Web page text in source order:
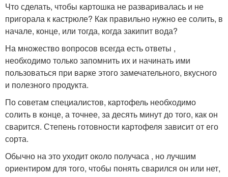
Что сделать, чтобы картошка не разваривалась и не
пригорала к кастрюле? Как правильно нужно ее солить, в
начале, конце, или тогда, когда закипит вода?
На множество вопросов всегда есть ответы ,
необходимо только запомнить их и начинать ими
пользоваться при варке этого замечательного, вкусного
и полезного продукта.
По советам специалистов, картофель необходимо
солить в конце, а точнее, за десять минут до того, как он
сварится. Степень готовности картофеля зависит от его
сорта.
Обычно на это уходит около получаса , но лучшим
ориентиром для того, чтобы понять сварился он или нет,